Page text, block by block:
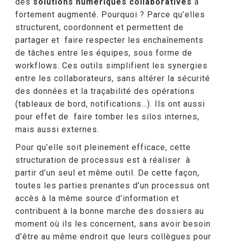
fortement augmenté. Pourquoi ? Parce qu’elles
structurent, coordonnent et permettent de
partager et faire respecter les enchaînements
de tâches entre les équipes, sous forme de
workflows. Ces outils simplifient les synergies
entre les collaborateurs, sans altérer la sécurité
des données et la traçabilité des opérations
(tableaux de bord, notifications…). Ils ont aussi
pour effet de faire tomber les silos internes,
mais aussi externes.
Pour qu’elle soit pleinement efficace, cette
structuration de processus est à réaliser à
partir d’un seul et même outil. De cette façon,
toutes les parties prenantes d’un processus ont
accès à la même source d’information et
contribuent à la bonne marche des dossiers au
moment où ils les concernent, sans avoir besoin
d’être au même endroit que leurs collègues pour